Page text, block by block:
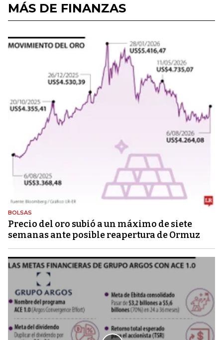
MÁS DE FINANZAS
BOLSAS
Precio del oro subió a un máximo de siete
semanas ante posible reapertura de Ormuz